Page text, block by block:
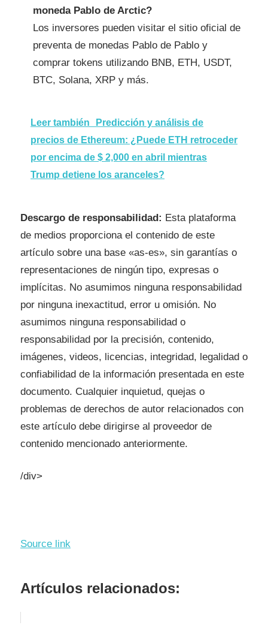
moneda Pablo de Arctic?
Los inversores pueden visitar el sitio oficial de
preventa de monedas Pablo de Pablo y
comprar tokens utilizando BNB, ETH, USDT,
BTC, Solana, XRP y más.
Leer también
Predicción y análisis de
precios de Ethereum: ¿Puede ETH retroceder
por encima de $ 2,000 en abril mientras
Trump detiene los aranceles?
Descargo de responsabilidad: Esta plataforma
de medios proporciona el contenido de este
artículo sobre una base «as-es», sin garantías o
representaciones de ningún tipo, expresas o
implícitas. No asumimos ninguna responsabilidad
por ninguna inexactitud, error u omisión. No
asumimos ninguna responsabilidad o
responsabilidad por la precisión, contenido,
imágenes, videos, licencias, integridad, legalidad o
confiabilidad de la información presentada en este
documento. Cualquier inquietud, quejas o
problemas de derechos de autor relacionados con
este artículo debe dirigirse al proveedor de
contenido mencionado anteriormente.
/div>
Source link
Artículos relacionados: